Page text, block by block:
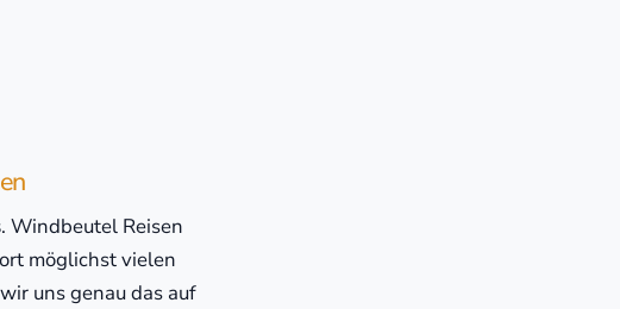
. Windbeutel Reisen
möglichst vielen
uns genau das auf